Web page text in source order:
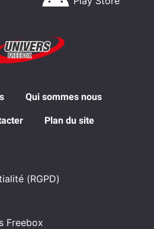
Qui sommes nous
Plan du site
(RGPD)
Freebox